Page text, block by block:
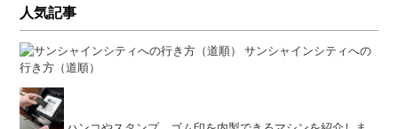
人気記事
サンシャインシティへの
行き方（道順）